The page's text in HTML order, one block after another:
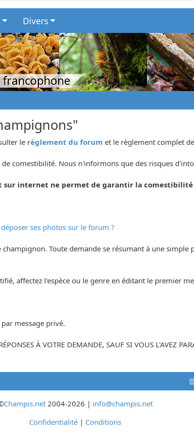
Divers
le règlement du forum et le règlement complet
comestibilité. Nous n'informons que des risques
internet ne permet de garantir la comestibilité
ses photos sur le forum ?
Toute demande se résumant à une simple
affectez l'espèce ou le genre en éditant le premier
message privé.
À VOTRE DEMANDE, SAUF SI VOUS L'AVEZ
Champis.net2004-2026 | info@champis.net
Confidentialité | Conditions